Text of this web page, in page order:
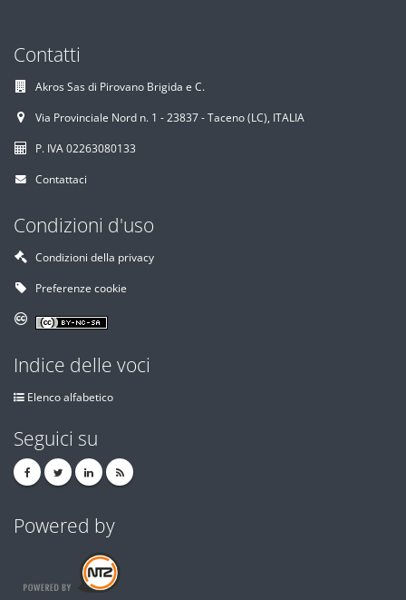
Contatti
Akros Sas di Pirovano Brigida e C.
Via Provinciale Nord n. 1 - 23837 - Taceno (LC), ITALIA
P. IVA 02263080133
Contattaci
Condizioni d'uso
Condizioni della privacy
Preferenze cookie
Indice delle voci
Elenco alfabetico
Seguici su
Powered by